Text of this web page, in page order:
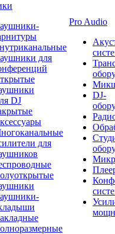
для
DJ
для
Pro Audio
DJ-